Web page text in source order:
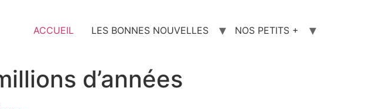
ACCUEIL LES BONNES NOUVELLES NOS PETITS +
d’années